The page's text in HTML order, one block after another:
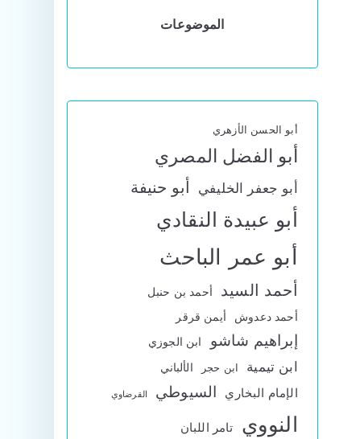
الموضوعات
أبو الحسن الأزهري
أبو الفضل المصري
أبو جعفر الخليفي أبو حنيفة
أبو عبيدة النقادي
أبو عمر الباحث
أحمد السيد
أحمد بن حنبل
أحمد دعدوش
أيمن قرقر
إبراهيم شاشو ابن الجوزي
ابن تيمية ابن حجر الألباني
الإمام البخاري السيوطي القرضاوي
النووي تامر اللبان